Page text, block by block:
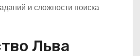
и сложности поиска
Льва